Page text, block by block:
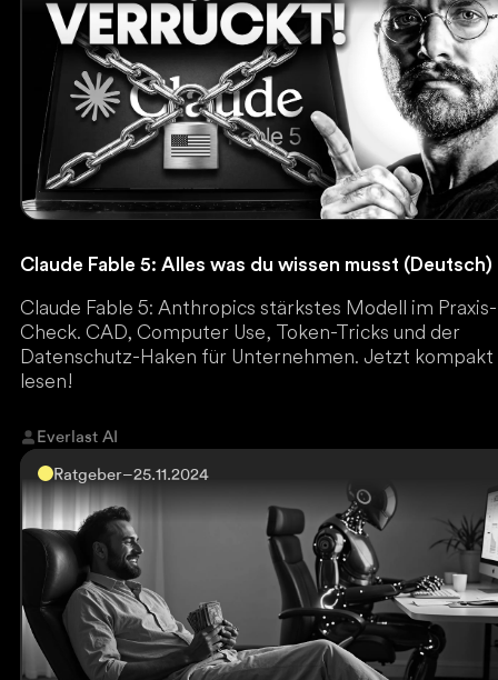
Claude Fable 5: Alles was du wissen musst (Deutsch)
Claude Fable 5: Anthropics stärkstes Modell im Praxis-
Check. CAD, Computer Use, Token-Tricks und der
Datenschutz-Haken für Unternehmen. Jetzt kompakt
lesen!
Everlast AI
Ratgeber–25.11.2024